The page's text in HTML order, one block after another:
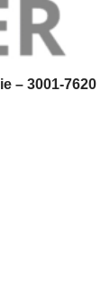
– 3001-7620